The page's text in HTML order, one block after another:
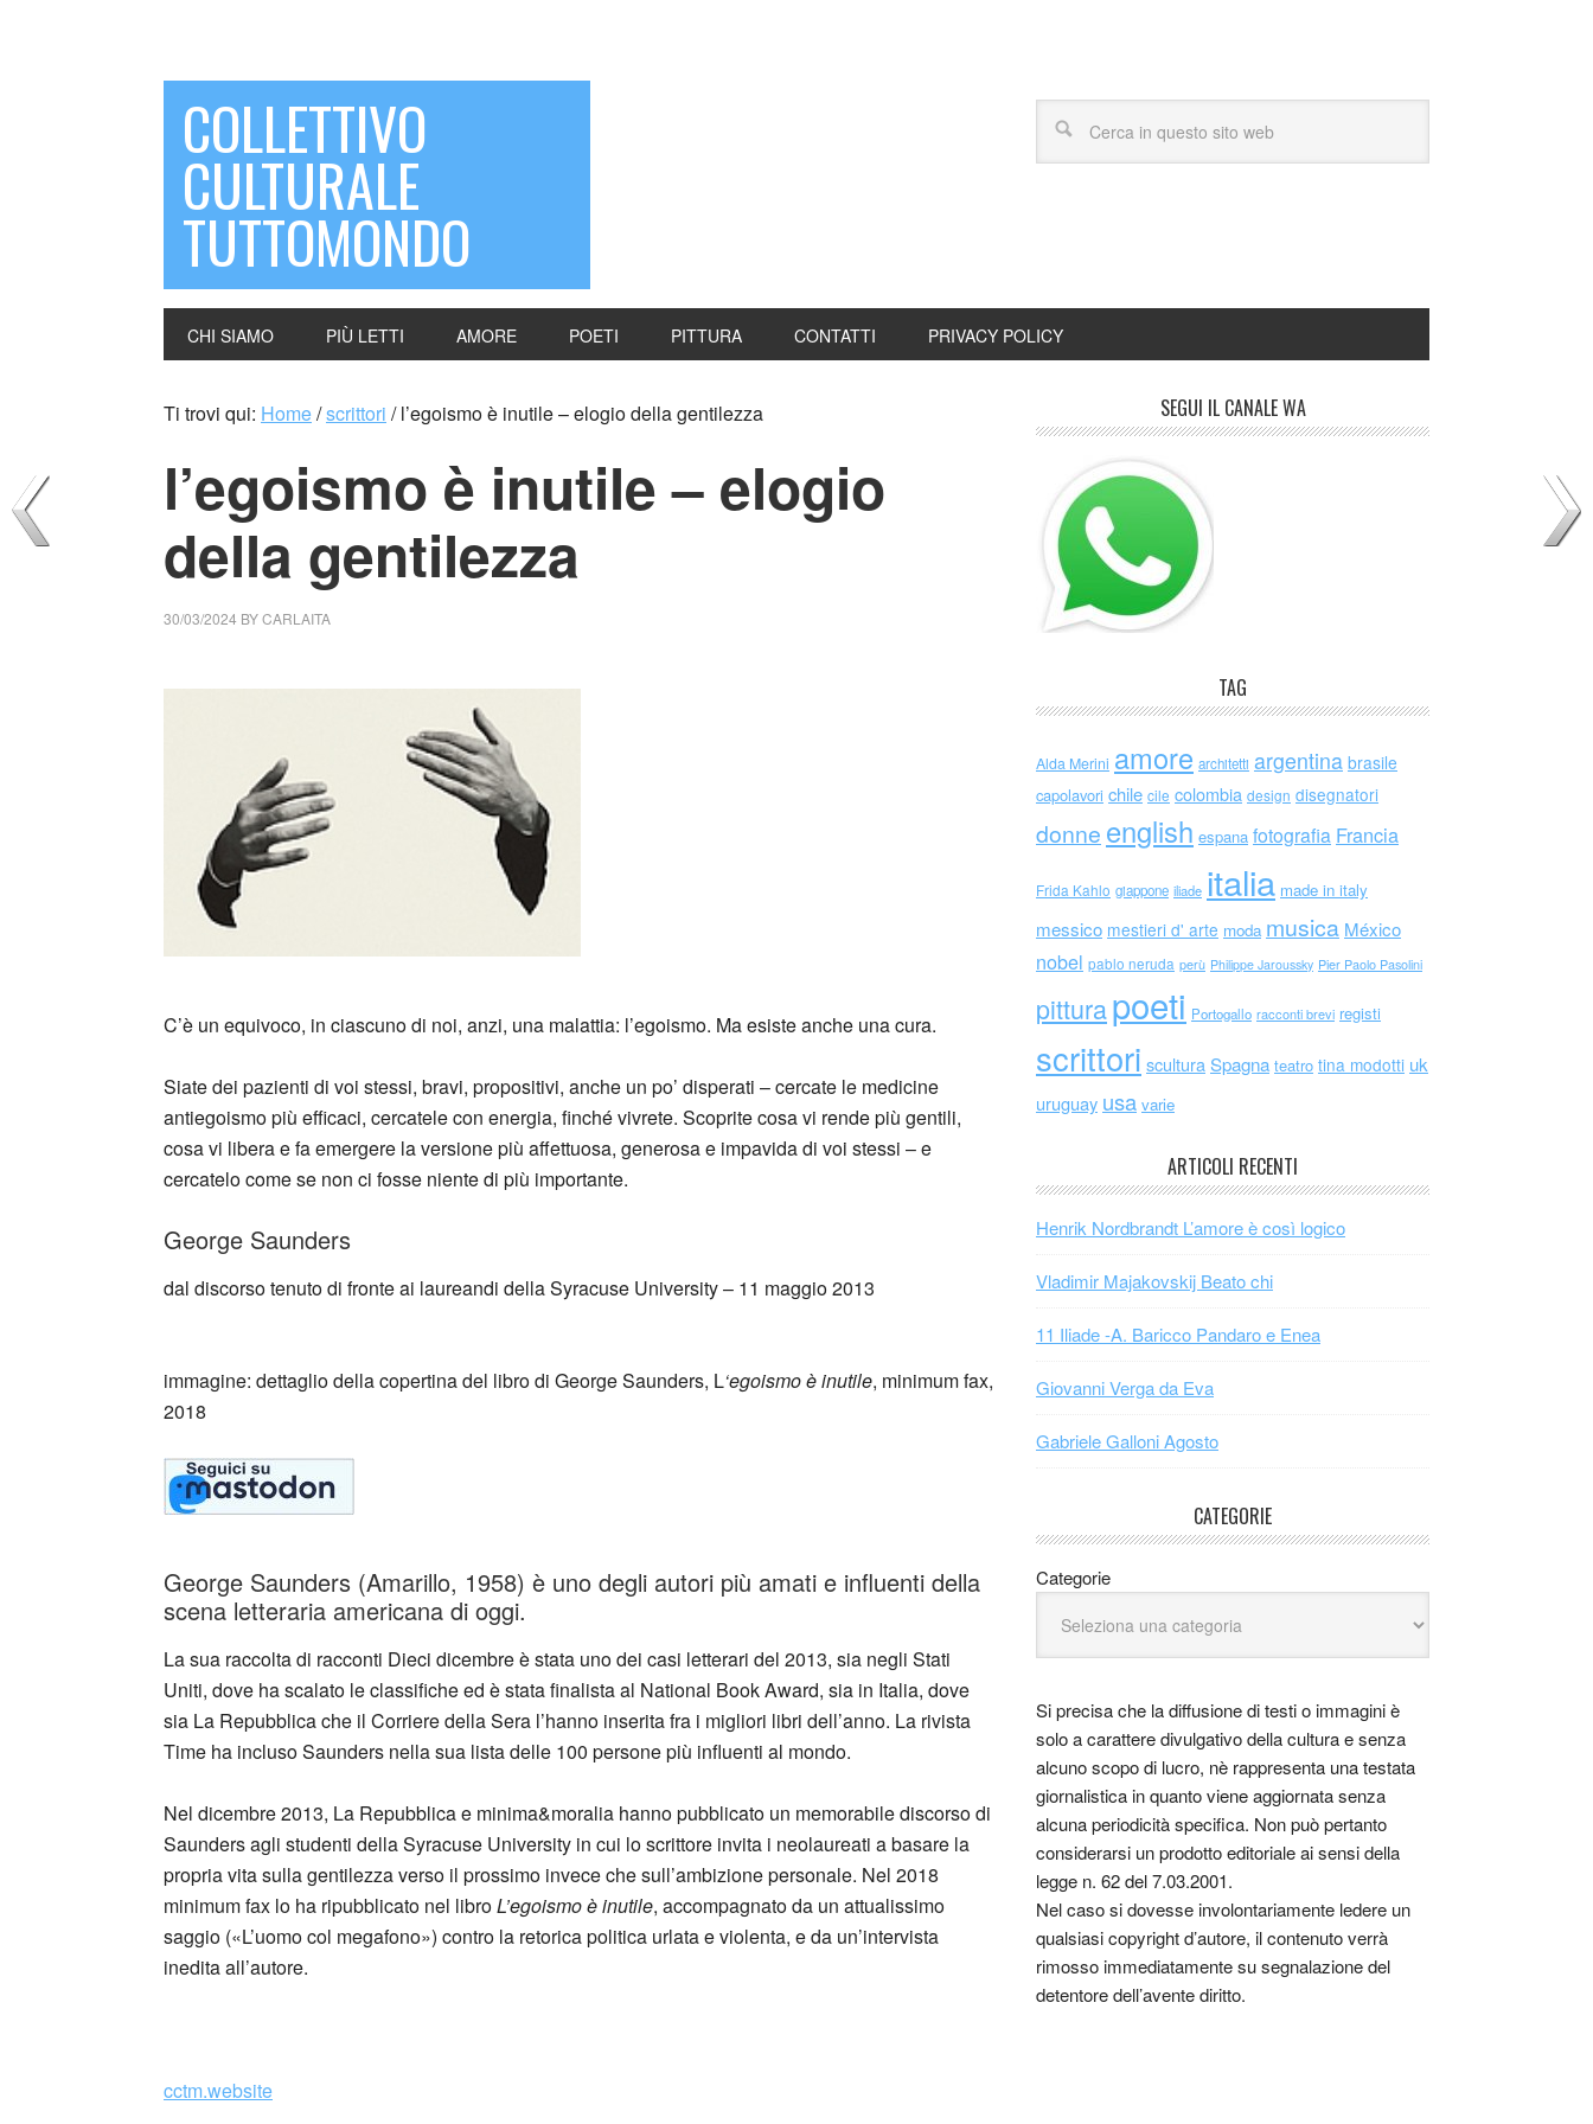
COLLETTIVO
CULTURALE
TUTTOMONDO
CHI SIAMO PIÙ LETTI AMORE POETI PITTURA CONTATTI PRIVACY POLICY
Ti trovi qui: Home/scrittori /l’egoismo è inutile – elogio della gentilezza
l’egoismo è inutile – elogio
della gentilezza
30/03/2024 BYCARLAITA
C’è un equivoco, in ciascuno di noi, anzi, una malattia: l’egoismo. Ma esiste anche una cura.
Siate dei pazienti di voi stessi, bravi, propositivi, anche un po’ disperati – cercate le medicine
antiegoismo più efficaci, cercatele con energia, finché vivrete. Scoprite cosa vi rende più gentili,
cosa vi libera e fa emergere la versione più affettuosa, generosa e impavida di voi stessi – e
cercatelo come se non ci fosse niente di più importante.
George Saunders
dal discorso tenuto di fronte ai laureandi della Syracuse University – 11 maggio 2013
immagine: dettaglio della copertina del libro di George Saunders, L‘egoismo è inutile, minimum fax,
2018
George Saunders (Amarillo, 1958) è uno degli autori più amati e influenti della
scena letteraria americana di oggi.
La sua raccolta di racconti Dieci dicembre è stata uno dei casi letterari del 2013, sia negli Stati
Uniti, dove ha scalato le classifiche ed è stata finalista al National Book Award, sia in Italia, dove
sia La Repubblica che il Corriere della Sera l’hanno inserita fra i migliori libri dell’anno. La rivista
Time ha incluso Saunders nella sua lista delle 100 persone più influenti al mondo.
Nel dicembre 2013, La Repubblica e minima&moralia hanno pubblicato un memorabile discorso di
Saunders agli studenti della Syracuse University in cui lo scrittore invita i neolaureati a basare la
propria vita sulla gentilezza verso il prossimo invece che sull’ambizione personale. Nel 2018
minimum fax lo ha ripubblicato nel libroL’egoismo è inutile, accompagnato da un attualissimo
saggio («L’uomo col megafono») contro la retorica politica urlata e violenta, e da un’intervista
inedita all’autore.
cctm.website
SEGUI IL CANALE WA
TAG
Alda Merini amore architetti argentina brasile
capolavori chile cile colombia design disegnatori
donne english espana fotografia Francia
Frida Kahlo giappone iliade italia made in italy
messico mestieri d' arte moda musica México
nobel pablo neruda perù Philippe Jaroussky Pier Paolo Pasolini
pitturapoeti Portogallo racconti brevi registi
scrittori scultura Spagna teatro tina modotti uk
uruguay usa varie
ARTICOLI RECENTI
Henrik Nordbrandt L’amore è così logico
Vladimir Majakovskij Beato chi
11 Iliade -A. Baricco Pandaro e Enea
Giovanni Verga da Eva
Gabriele Galloni Agosto
CATEGORIE
Categorie
Si precisa che la diffusione di testi o immagini è
solo a carattere divulgativo della cultura e senza
alcuno scopo di lucro, nè rappresenta una testata
giornalistica in quanto viene aggiornata senza
alcuna periodicità specifica. Non può pertanto
considerarsi un prodotto editoriale ai sensi della
legge n. 62 del 7.03.2001.
Nel caso si dovesse involontariamente ledere un
qualsiasi copyright d’autore, il contenuto verrà
rimosso immediatamente su segnalazione del
detentore dell’avente diritto.